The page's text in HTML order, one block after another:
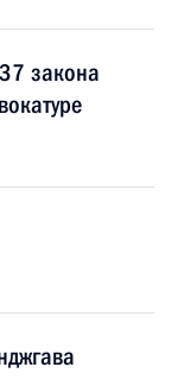
закона